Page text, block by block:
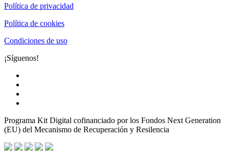
Política de privacidad
Política de cookies
Condiciones de uso
¡Síguenos!
Programa Kit Digital cofinanciado por los Fondos Next Generation
(EU) del Mecanismo de Recuperación y Resilencia